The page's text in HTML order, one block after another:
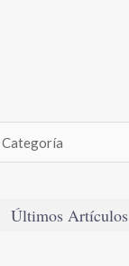
Últimos Artículos